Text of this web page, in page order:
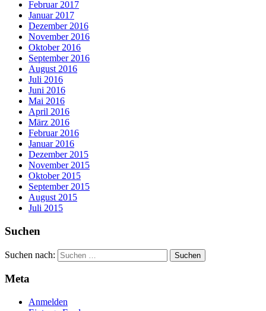
Februar 2017
Januar 2017
Dezember 2016
November 2016
Oktober 2016
September 2016
August 2016
Juli 2016
Juni 2016
Mai 2016
April 2016
März 2016
Februar 2016
Januar 2016
Dezember 2015
November 2015
Oktober 2015
September 2015
August 2015
Juli 2015
Suchen
Suchen nach:
Meta
Anmelden